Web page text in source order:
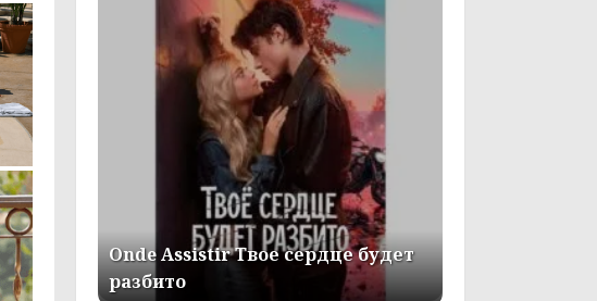
Onde Assistir Твое сердце будет
разбито